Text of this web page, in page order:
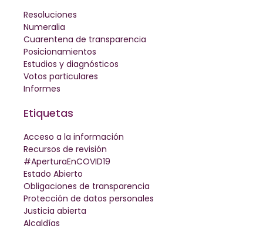
Resoluciones
Numeralia
Cuarentena de transparencia
Posicionamientos
Estudios y diagnósticos
Votos particulares
Informes
Etiquetas
Acceso a la información
Recursos de revisión
#AperturaEnCOVID19
Estado Abierto
Obligaciones de transparencia
Protección de datos personales
Justicia abierta
Alcaldías